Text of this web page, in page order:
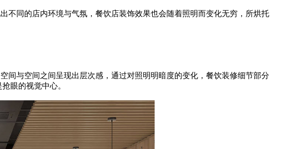
不同的店内环境与气氛，餐饮店装饰效果也会随着照明而变化无穷，所烘托
间与空间之间呈现出层次感，通过对照明明暗度的变化，餐饮装修细节部分
眼的视觉中心。